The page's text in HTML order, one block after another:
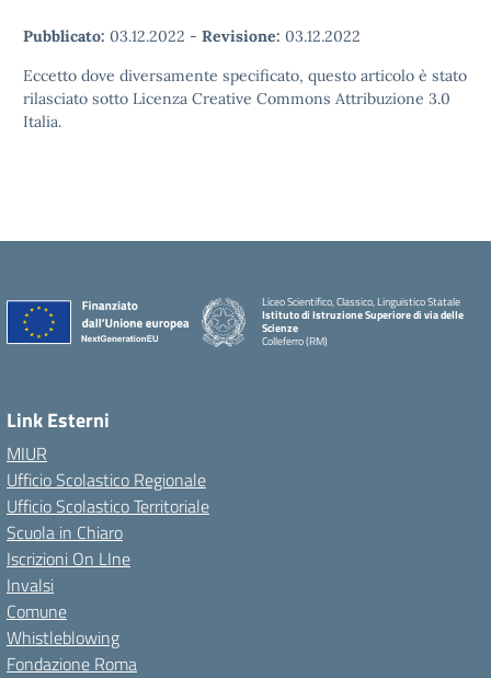
Pubblicato: 03.12.2022 - Revisione: 03.12.2022
Eccetto dove diversamente specificato, questo articolo è stato
rilasciato sotto Licenza Creative Commons Attribuzione 3.0
Italia.
Liceo Scientifico, Classico, Linguistico Statale
Istituto di Istruzione Superiore di via delle
Scienze
Colleferro (RM)
Link Esterni
MIUR
Ufficio Scolastico Regionale
Ufficio Scolastico Territoriale
Scuola in Chiaro
Iscrizioni On LIne
Invalsi
Comune
Whistleblowing
Fondazione Roma